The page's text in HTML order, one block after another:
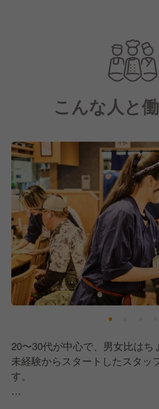
強鶏の塩煮込み」など、愛情
そんな「浜ちゃん」では
最高の笑顔で働ける環境をつく
お客様が「ただいま！」と帰り
この街の“元気の源”となるよう
こんな人と
20〜30代が中心で、男女比はち
未経験からスタートしたスタッ
す。